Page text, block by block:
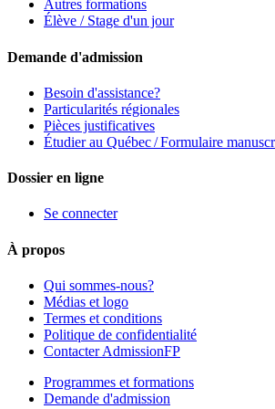
Autres formations
Élève / Stage d'un jour
Demande d'admission
Besoin d'assistance?
Particularités régionales
Pièces justificatives
Étudier au Québec / Formulaire
Dossier en ligne
Se connecter
À propos
Qui sommes-nous?
Médias et logo
Termes et conditions
Politique de confidentialité
Contacter AdmissionFP
Programmes et formations
Demande d'admission